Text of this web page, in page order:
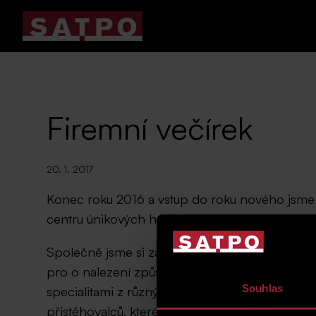
Souhlas
Firemní večírek
20. 1. 2017
Konec roku 2016 a vstup do roku nového
centru únikových her Imaginatorium.
Společně jsme si zahráli několik typů
pro o nalezení způsobu, jak splnit dané úkoly
specialitami z různých zemí světa a naší
přistěhovalců, které díky podpoře podobných